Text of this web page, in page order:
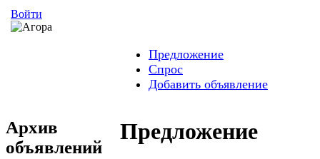
Войти
Предложение
Спрос
Добавить объявление
Архив
объявлений
Предложение